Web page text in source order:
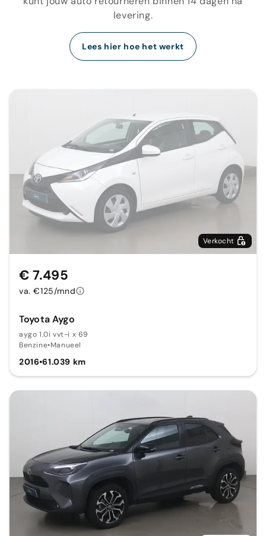
levering.
Lees hier hoe het werkt
Verkocht
Toyota Aygo
aygo 1.0i vvt-i x 69
Benzine•Manueel
2016•61.039 km
€ 7.495
va. €125/mnd